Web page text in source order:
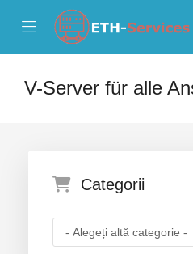
Mobile Menu
Mobile Menu
V-Server für alle
Categorii